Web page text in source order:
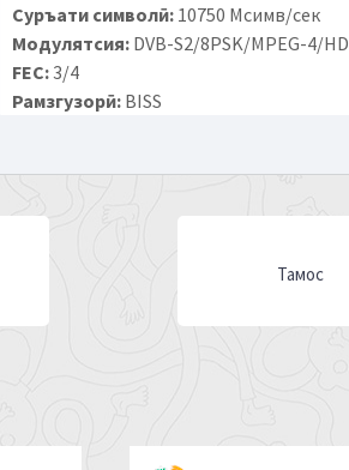
Суръати символӣ:10750 Мсимв/сек
Модулятсия:DVB-S2/8PSK/MPEG-4/HD
FEC:3/4
Рамзгузорӣ:BISS
Тамос